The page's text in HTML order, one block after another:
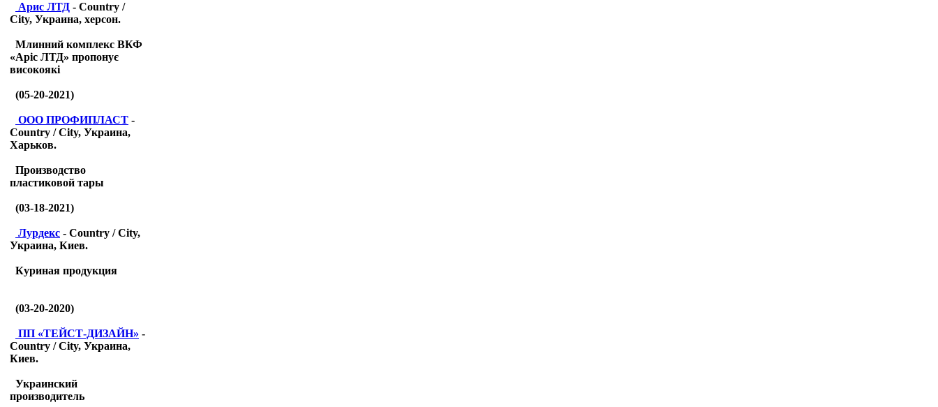
Арис ЛТД - Country /
City, Украина, херсон.
Млинний комплекс ВКФ
«Аріс ЛТД» пропонує
високоякі
(05-20-2021)
ООО ПРОФИПЛАСТ -
Country / City, Украина,
Харьков.
Производство
пластиковой тары
(03-18-2021)
Лурдекс - Country / City,
Украина, Киев.
Куриная продукция
(03-20-2020)
ПП «ТЕЙСТ-ДИЗАЙН» -
Country / City, Украина,
Киев.
Украинский
производитель